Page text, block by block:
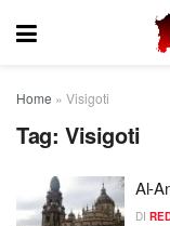
Home » Visigoti
Tag: Visigoti
Al-
DI